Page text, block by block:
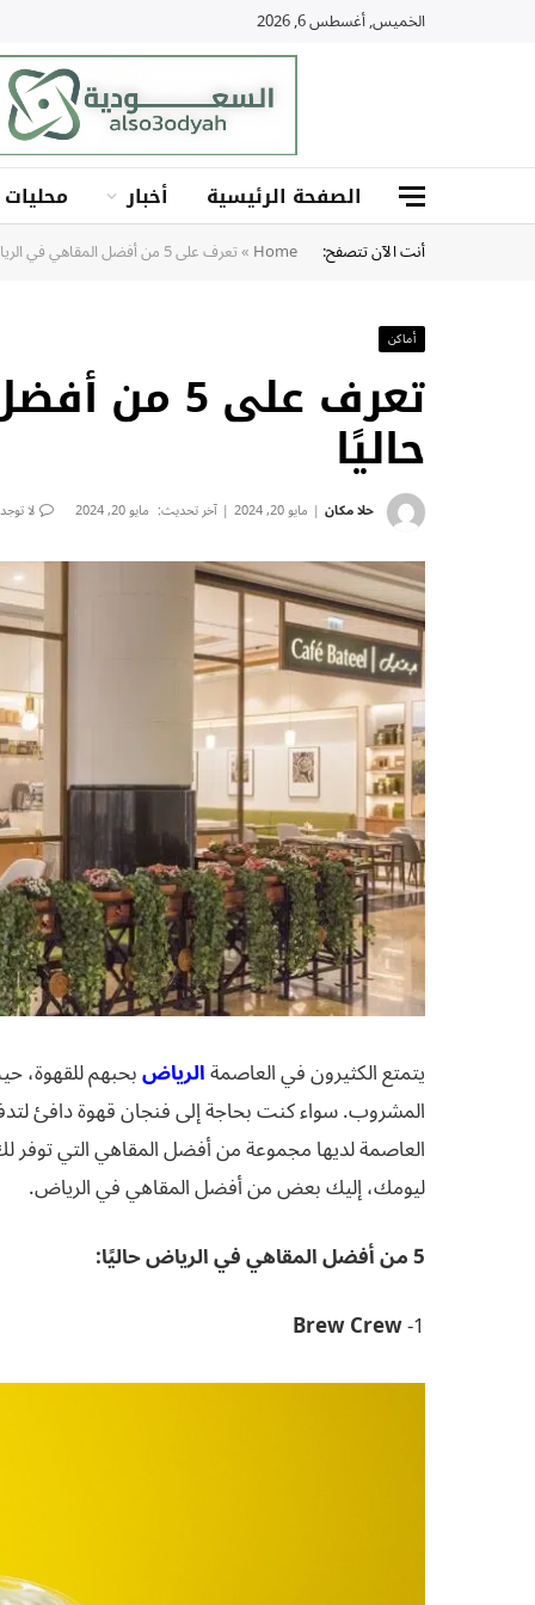
الخميس, أغسطس 6, 2026
الصفحة الرئيسية أخبار محليات
أنت الآن تتصفح: Home
»تعرف على 5 من أفضل المقاهي في الرياض حاليًا
أماكن
تعرف على
حاليًا
حلا مكان مايو 20, 2024 آخر تحديث: مايو 20, 2024 لا
يتمتع الكثيرون في العاصمةالرياضبحبهم للقهوة،
المشروب. سواء كنت بحاجة إلى فنجان قهوة دافئ
العاصمة لديها مجموعة من أفضل المقاهي التي توفر
ليومك، إليك بعض من أفضل المقاهي في الرياض.
5 من أفضل المقاهي في الرياض حاليًا:
1-